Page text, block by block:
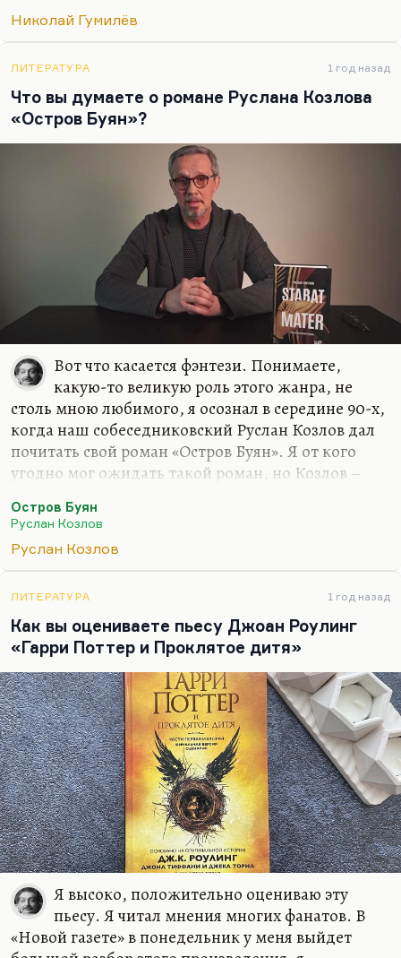
«Розе Мира». Это всё — блестящие
разветвлённая фантастика.
Теория пассионарности — это такое
метаописание истории, когда всё, что не нравится
автору, подгоняется под эту концепцию, но это
не даёт причины. Космическое излучение какое-
то рождает пассионарность, и вот эта схема с
мячами, как бы полосующими карту, вот она
такими косыми направленными движениями…
Николай Гумилёв
ЛИТЕРАТУРА 1 год назад
Что вы думаете о романе Руслана Козлова
«Остров Буян»?
Вот что касается фэнтези. Понимаете,
какую-то великую роль этого жанра, не
столь мною любимого, я осознал в середине 90-х,
когда наш собеседниковский Руслан Козлов дал
почитать свой роман «Остров Буян». Я от кого
угодно мог ожидать такой роман, но Козлов –
редактировал «Смену» ленинградскую, он автор
первой публикации о «Митьках», он и открыл их
как течение. Он был автором первого ответа
принципами». Когда все замерли, думая, что это
произошел поворот в правительстве, а вот Козлов
взял и написал очень резкую и язвительную
статью «Не могу молчать».
Я знал его как очень сильного публициста. Он
замечательно писал,…
Остров Буян
Руслан Козлов
Руслан Козлов
ЛИТЕРАТУРА 1 год назад
Как вы оцениваете пьесу Джоан Роулинг
«Гарри Поттер и Проклятое дитя»
Я высоко, положительно оцениваю эту
пьесу. Я читал мнения многих фанатов. В
«Новой газете» в понедельник у меня выйдет